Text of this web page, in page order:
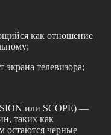
как отношение
телевизора;
или SCOPE) —
таких как
остаются черные